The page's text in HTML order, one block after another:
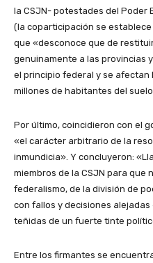
la CSJN- potestades del Poder
(la coparticipación se
que «desconoce que de
genuinamente a las provincias
el principio federal y se afectan
millones de habitantes del
Por último, coincidieron con el
«el carácter arbitrario de la
inmundicia». Y concluyeron:
miembros de la CSJN para que
federalismo, de la división de
con fallos y decisiones
teñidas de un fuerte tinte
Entre los firmantes se